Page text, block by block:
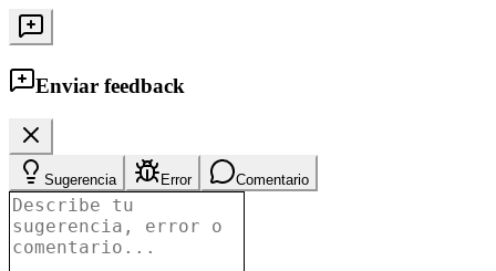
Enviar feedback
Sugerencia Error Comentario